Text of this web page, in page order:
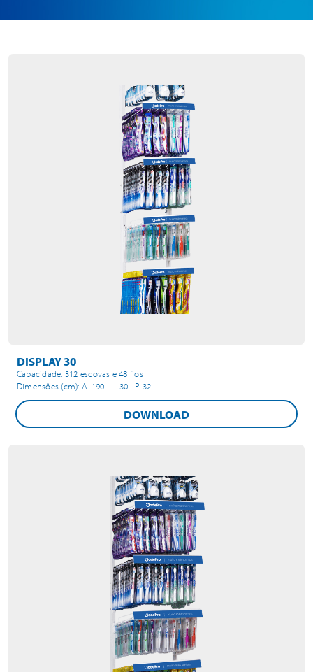
DISPLAY 30
Capacidade: 312 escovas e 48 fios
Dimensões (cm): A. 190 | L. 30 | P. 32
DOWNLOAD